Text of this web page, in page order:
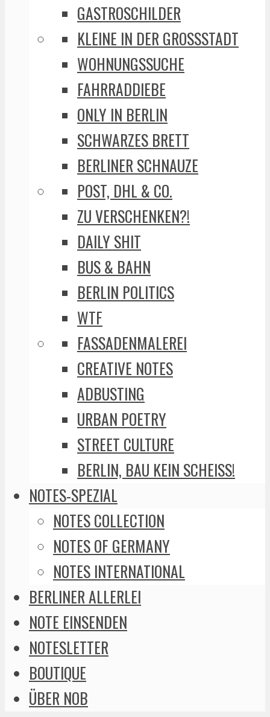
GASTROSCHILDER
KLEINE IN DER GROSSSTADT
WOHNUNGSSUCHE
FAHRRADDIEBE
ONLY IN BERLIN
SCHWARZES BRETT
BERLINER SCHNAUZE
POST, DHL & CO.
ZU VERSCHENKEN?!
DAILY SHIT
BUS & BAHN
BERLIN POLITICS
WTF
FASSADENMALEREI
CREATIVE NOTES
ADBUSTING
URBAN POETRY
STREET CULTURE
BERLIN, BAU KEIN SCHEISS!
NOTES-SPEZIAL
NOTES COLLECTION
NOTES OF GERMANY
NOTES INTERNATIONAL
BERLINER ALLERLEI
NOTE EINSENDEN
NOTESLETTER
BOUTIQUE
ÜBER NOB